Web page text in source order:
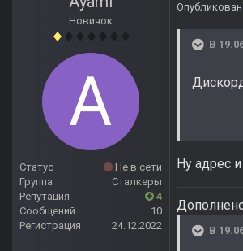
Новичок
Статус
Не в сети
Группа
Сталкеры
Репутация
4
Сообщений
10
Регистрация
24.12.2022
В
Ну адрес
В